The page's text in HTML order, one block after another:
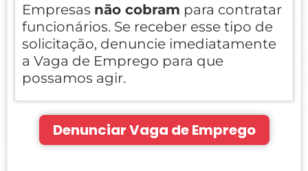
Empresas não cobram para contratar
funcionários. Se receber esse tipo de
solicitação, denuncie imediatamente
a Vaga de Emprego para que
possamos agir.
Denunciar Vaga de Emprego